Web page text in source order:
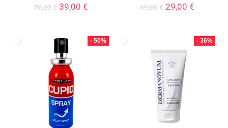
70,00€ Il
era:
70,00 €.
39,00 €Il
è:
39,00 €.
69,00€ Il
69,00 €.
29,00 €Il
è:
29,00 €.
- 50% - 36%